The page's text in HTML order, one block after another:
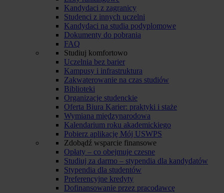
Kandydaci z zagranicy
Studenci z innych uczelni
Kandydaci na studia podyplomowe
Dokumenty do pobrania
FAQ
Studiuj komfortowo
Uczelnia bez barier
Kampusy i infrastruktura
Zakwaterowanie na czas studiów
Biblioteki
Organizacje studenckie
Oferta Biura Karier: praktyki i staże
Wymiana międzynarodowa
Kalendarium roku akademickiego
Pobierz aplikację Mój USWPS
Zdobądź wsparcie finansowe
Opłaty – co obejmuje czesne
Studiuj za darmo – stypendia dla kandydatów
Stypendia dla studentów
Preferencyjne kredyty
Dofinansowanie przez pracodawcę